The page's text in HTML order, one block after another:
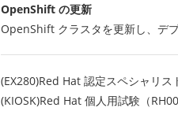
OpenShift の更新
OpenShift クラスタを更新し、デ
(EX280)Red Hat 認定スペシャリ
(KIOSK)Red Hat 個人用試験（